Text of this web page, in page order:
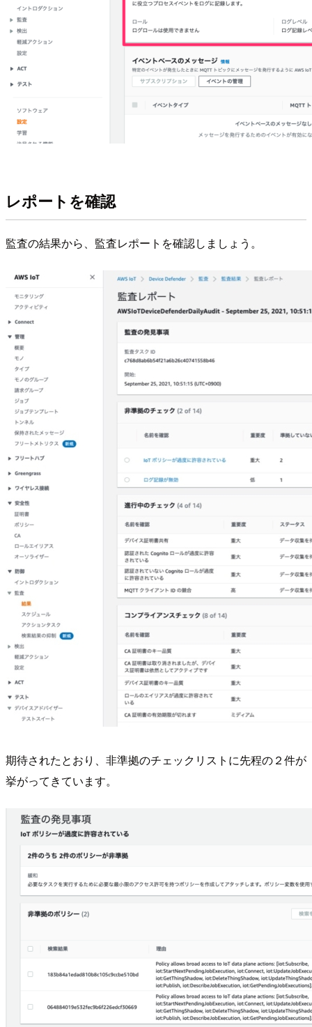
レポートを確認
監査の結果から、監査レポートを確認しましょう。
期待されたとおり、非準拠のチェックリストに先程の２件が
挙がってきています。